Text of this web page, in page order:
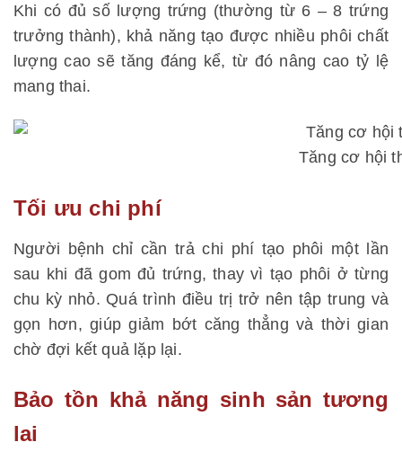
Khi có đủ số lượng trứng (thường từ 6 – 8 trứng
trưởng thành), khả năng tạo được nhiều phôi chất
lượng cao sẽ tăng đáng kể, từ đó nâng cao tỷ lệ
mang thai.
Tăng cơ hội
Tối ưu chi phí
Người bệnh chỉ cần trả chi phí tạo phôi một lần
sau khi đã gom đủ trứng, thay vì tạo phôi ở từng
chu kỳ nhỏ. Quá trình điều trị trở nên tập trung và
gọn hơn, giúp giảm bớt căng thẳng và thời gian
chờ đợi kết quả lặp lại.
Bảo tồn khả năng sinh sản tương
lai